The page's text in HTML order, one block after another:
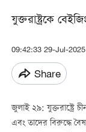
যুক্তরাষ্ট্রকে
09:42:33 29-Jul-2025
Share
জুলাই ২৯: যুক্তরাষ্ট্রে
এবং তাদের বিরুদ্ধে